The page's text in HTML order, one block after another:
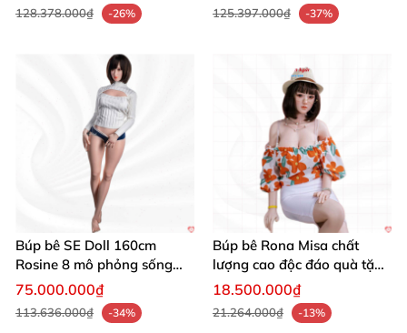
128.378.000₫ -26% 125.397.000₫ -37%
Búp bê SE Doll 160cm
Rosine 8 mô phỏng sống
động chân thật, quà tặng
75.000.000₫
113.636.000₫ -34%
Búp bê Rona Misa chất
lượng cao độc đáo quà tặng
hoàn hảo
18.500.000₫
21.264.000₫ -13%